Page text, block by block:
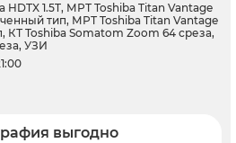
HDTX 1.5T, МРТ Toshiba Titan Vantage
тип, МРТ Toshiba Titan Vantage
КТ Toshiba Somatom Zoom 64 среза,
УЗИ
выгодно